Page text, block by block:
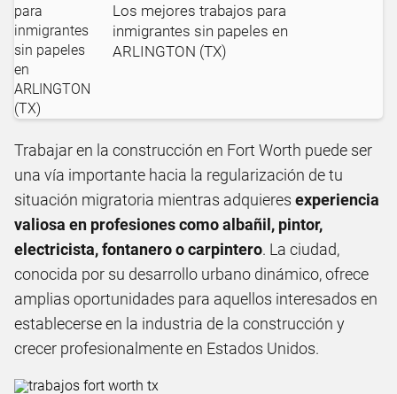
Los mejores trabajos para
inmigrantes sin papeles en
ARLINGTON (TX)
Trabajar en la construcción en Fort Worth puede ser
una vía importante hacia la regularización de tu
situación migratoria mientras adquieres experiencia
valiosa en profesiones como albañil, pintor,
electricista, fontanero o carpintero. La ciudad,
conocida por su desarrollo urbano dinámico, ofrece
amplias oportunidades para aquellos interesados en
establecerse en la industria de la construcción y
crecer profesionalmente en Estados Unidos.